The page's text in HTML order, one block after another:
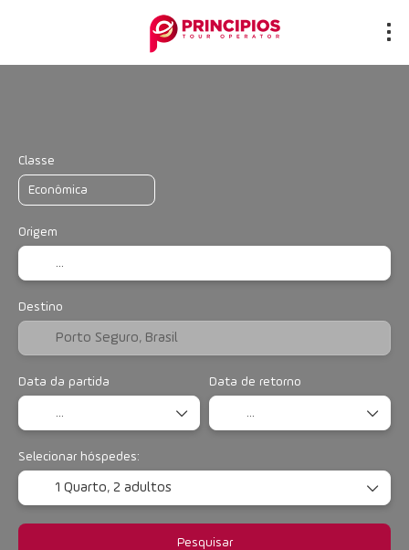
Classe
Origem
Destino
Data da partida Data de retorno
Selecionar hóspedes:
1 Quarto, 2 adultos
Pesquisar